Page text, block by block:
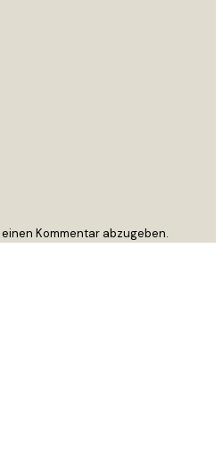
einen Kommentar abzugeben.